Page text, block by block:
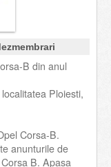
B din anul
Ploiesti,
Corsa-B.
anunturile de
B. Apasa